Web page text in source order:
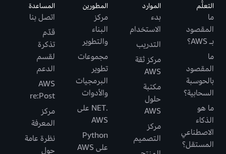
التعلُّم
ما
المقصود
بـ AWS؟
ما
المقصود
بالحوسبة
السحابية؟
ما هو
الذكاء
الاصطناعي
المستقل؟
الموارد
بدء
الاستخدام
التدريب
مركز ثقة
AWS
مكتبة
حلول
AWS
مركز
التصميم
المطورين
مركز
البناء
والتطوير
مجموعات
تطوير
البرمجيات
والأدوات
.NET على
AWS
Python
على AWS
المساعدة
اتصل بنا
قدّم
تذكرة
لقسم
الدعم
AWS
re:Post
مركز
المعرفة
نظرة عامة
حول